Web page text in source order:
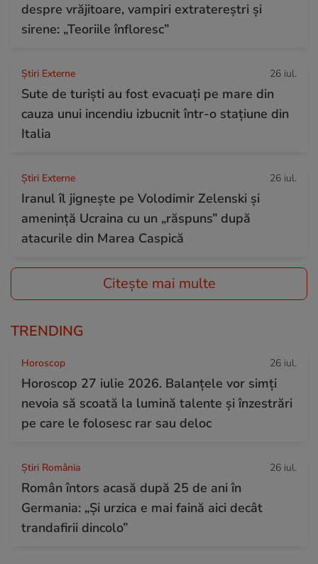
despre vrăjitoare, vampiri extratereștri și
sirene: „Teoriile înfloresc”
Știri Externe 26 iul.
Sute de turiști au fost evacuați pe mare din
cauza unui incendiu izbucnit într-o stațiune din
Italia
Știri Externe 26 iul.
Iranul îl jignește pe Volodimir Zelenski și
amenință Ucraina cu un „răspuns” după
atacurile din Marea Caspică
Citește mai multe
TRENDING
Horoscop 26 iul.
Horoscop 27 iulie 2026. Balanțele vor simți
nevoia să scoată la lumină talente și înzestrări
pe care le folosesc rar sau deloc
Știri România 26 iul.
Român întors acasă după 25 de ani în
Germania: „Și urzica e mai faină aici decât
trandafirii dincolo”